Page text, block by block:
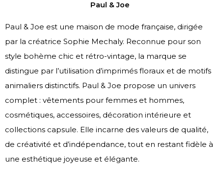
Paul & Joe
Paul & Joe est une maison de mode française, dirigée
par la créatrice Sophie Mechaly. Reconnue pour son
style bohème chic et rétro-vintage, la marque se
distingue par l’utilisation d’imprimés floraux et de motifs
animaliers distinctifs. Paul & Joe propose un univers
complet : vêtements pour femmes et hommes,
cosmétiques, accessoires, décoration intérieure et
collections capsule. Elle incarne des valeurs de qualité,
de créativité et d’indépendance, tout en restant fidèle à
une esthétique joyeuse et élégante.